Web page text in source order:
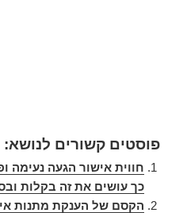
פוסטים קשורים לנושא:
חווית אישור הגעה נעימה
כך עושים את זה בקלות
הקסם של הענקת מתנות